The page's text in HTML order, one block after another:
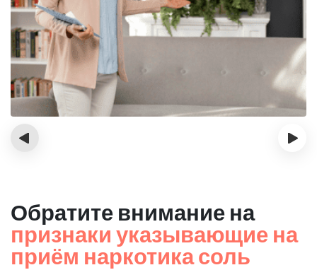
‹ ›
Обратите внимание на
признаки указывающие на
приём наркотика соль